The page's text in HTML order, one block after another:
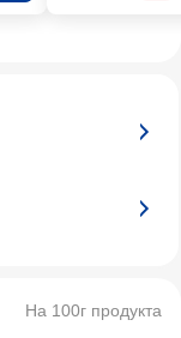
На 100г продукта